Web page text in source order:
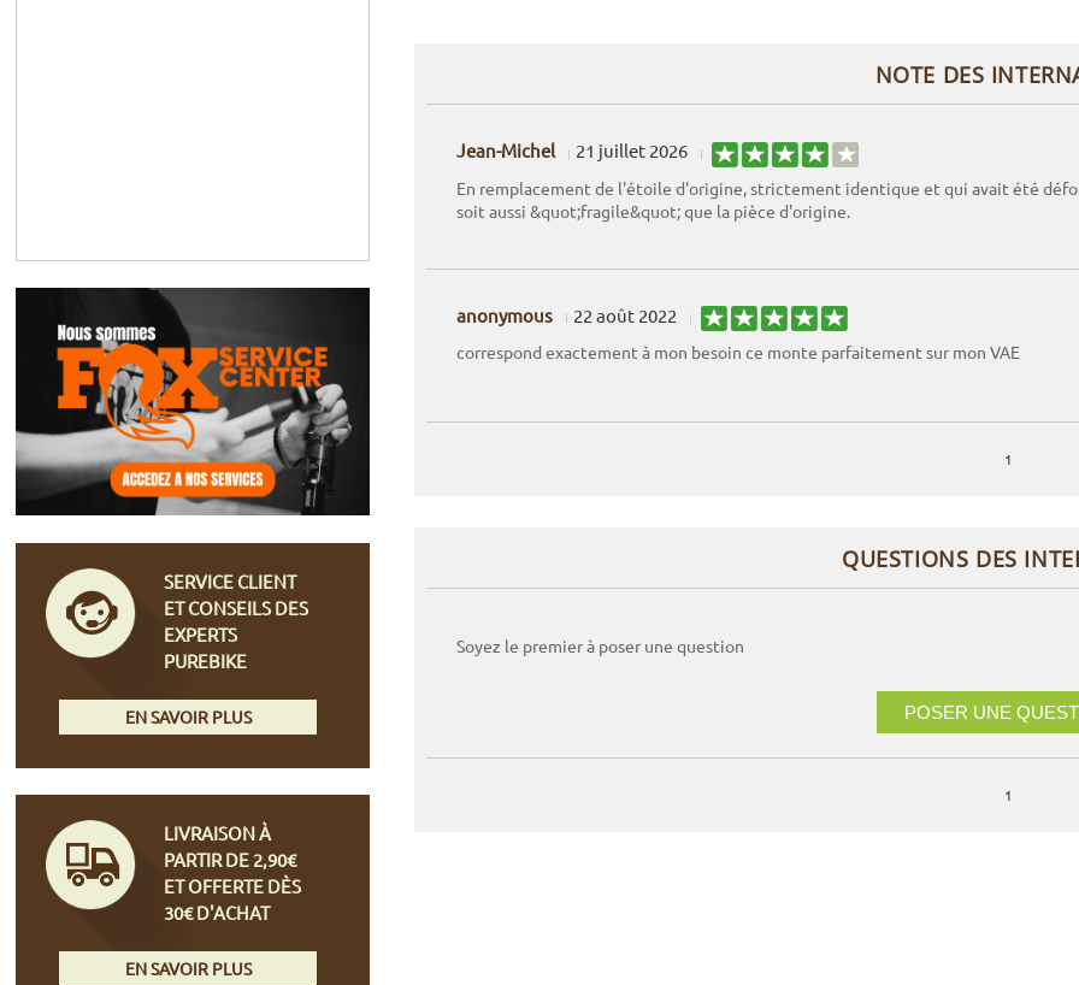
NOTE DES
Jean-Michel 21 juillet 2026
En remplacement de l'étoile d'origine, strictement identique et qui avait été
soit aussi &quot;fragile&quot; que la pièce d'origine.
anonymous 22 août 2022
correspond exactement à mon besoin ce monte parfaitement sur mon VAE
1
QUESTIONS DES
Soyez le premier à poser une question
POSER UNE
1
SERVICE CLIENT
ET CONSEILS DES
EXPERTS
PUREBIKE
EN SAVOIR PLUS
LIVRAISON À
PARTIR DE 2,90€
ET OFFERTE DÈS
30€ D'ACHAT
EN SAVOIR PLUS